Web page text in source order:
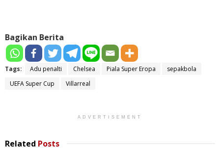
Bagikan Berita
Tags: Adu penalti Chelsea Piala Super Eropa
sepakbola
UEFA Super Cup
Villarreal
ADVERTISEMENT
Related Posts